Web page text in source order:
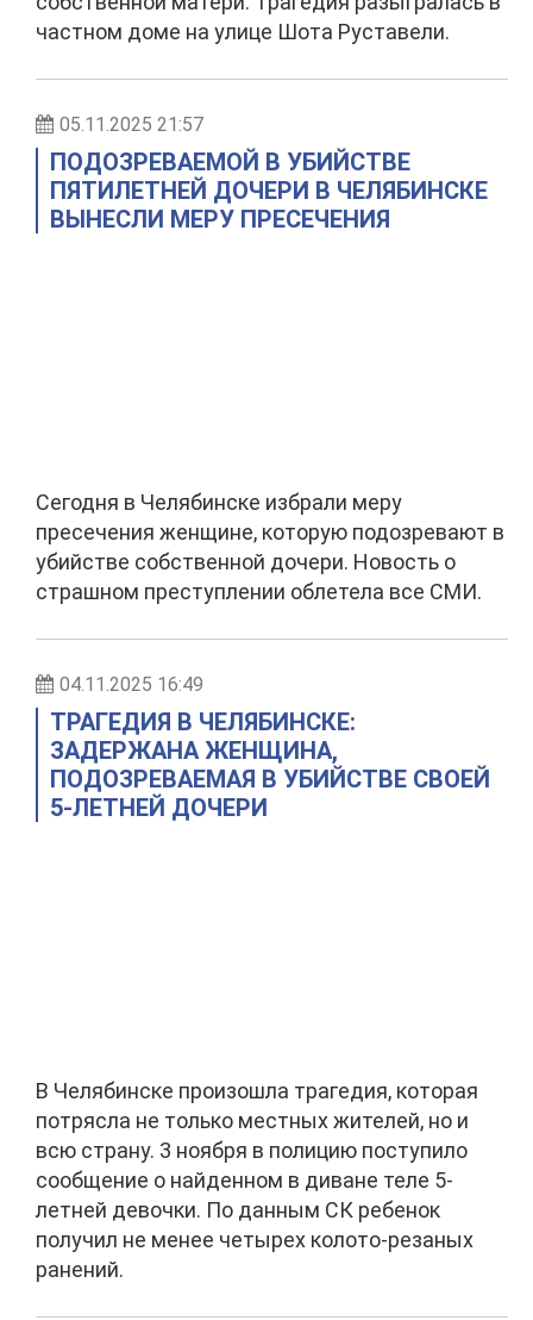
частном доме на улице Шота Руставели.
05.11.2025 21:57
ПОДОЗРЕВАЕМОЙ В УБИЙСТВЕ
ПЯТИЛЕТНЕЙ ДОЧЕРИ В ЧЕЛЯБИНСКЕ
ВЫНЕСЛИ МЕРУ ПРЕСЕЧЕНИЯ
Сегодня в Челябинске избрали меру
пресечения женщине, которую подозревают в
убийстве собственной дочери. Новость о
страшном преступлении облетела все СМИ.
04.11.2025 16:49
ТРАГЕДИЯ В ЧЕЛЯБИНСКЕ:
ЗАДЕРЖАНА ЖЕНЩИНА,
ПОДОЗРЕВАЕМАЯ В УБИЙСТВЕ СВОЕЙ
5-ЛЕТНЕЙ ДОЧЕРИ
В Челябинске произошла трагедия, которая
потрясла не только местных жителей, но и
всю страну. 3 ноября в полицию поступило
сообщение о найденном в диване теле 5-
летней девочки. По данным СК ребенок
получил не менее четырех колото-резаных
ранений.